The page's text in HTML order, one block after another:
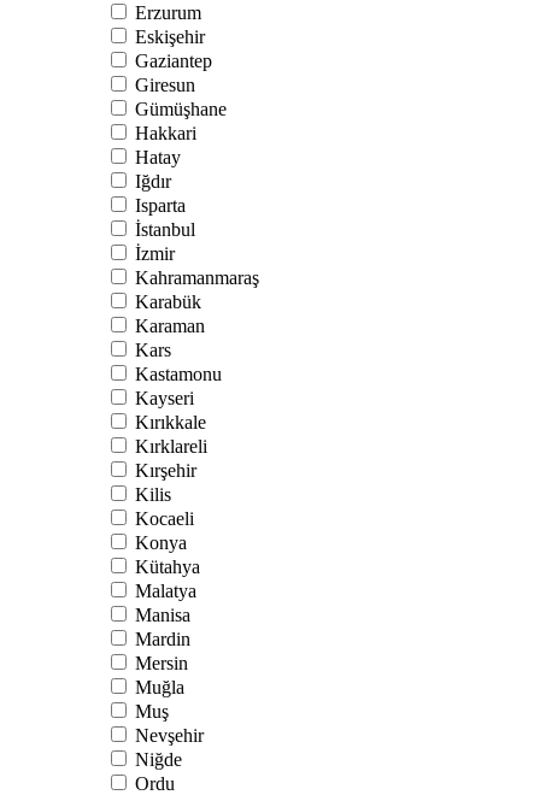
Erzurum
Eskişehir
Gaziantep
Giresun
Gümüşhane
Hakkari
Hatay
Iğdır
Isparta
İstanbul
İzmir
Kahramanmaraş
Karabük
Karaman
Kars
Kastamonu
Kayseri
Kırıkkale
Kırklareli
Kırşehir
Kilis
Kocaeli
Konya
Kütahya
Malatya
Manisa
Mardin
Mersin
Muğla
Muş
Nevşehir
Niğde
Ordu